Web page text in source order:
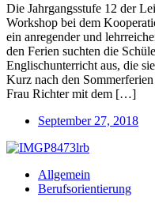
Die Jahrgangsstufe 12 der
Workshop bei dem
ein anregender und
den Ferien suchten die
Englischunterricht aus, die
Kurz nach den
Frau Richter mit dem […]
September 27, 2018
Allgemein
Berufsorientierung